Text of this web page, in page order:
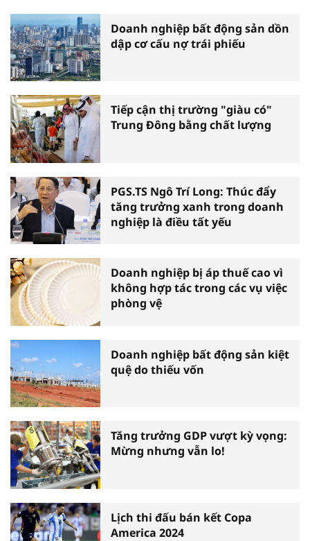
Doanh nghiệp bất động sản dồn
dập cơ cấu nợ trái phiếu
Tiếp cận thị trường "giàu có"
Trung Đông bằng chất lượng
PGS.TS Ngô Trí Long: Thúc đẩy
tăng trưởng xanh trong doanh
nghiệp là điều tất yếu
Doanh nghiệp bị áp thuế cao vì
không hợp tác trong các vụ việc
phòng vệ
Doanh nghiệp bất động sản kiệt
quệ do thiếu vốn
Tăng trưởng GDP vượt kỳ vọng:
Mừng nhưng vẫn lo!
Lịch thi đấu bán kết Copa
America 2024